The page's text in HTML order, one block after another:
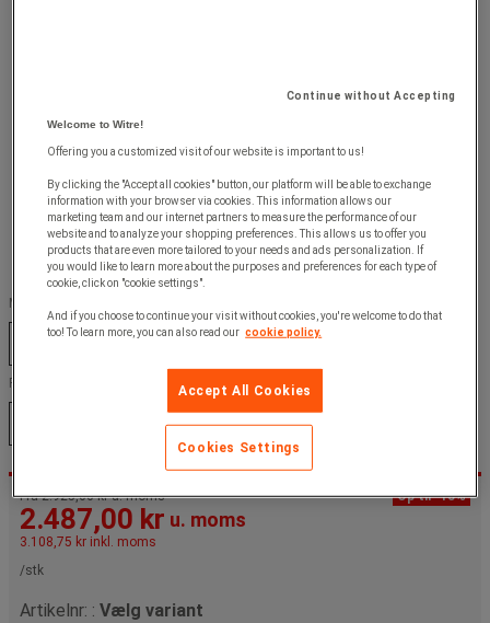
Materialer :
Farve :
Blå Grå
Op til -15%
Fra2.925,00 kr u. moms
2.487,00 kr u. moms
3.108,75 kr inkl. moms
/stk
Artikelnr: : Vælg variant
Continue without Accepting
Welcome to Witre!
Offering you a customized visit of our website is important to us!
By clicking the "Accept all cookies" button, our platform will be able to exchange
information with your browser via cookies. This information allows our
marketing team and our internet partners to measure the performance of our
website and to analyze your shopping preferences. This allows us to offer you
products that are even more tailored to your needs and ads personalization. If
you would like to learn more about the purposes and preferences for each type of
cookie, click on "cookie settings".
And if you choose to continue your visit without cookies, you're welcome to do that
too! To learn more, you can also read our cookie policy.
Accept All Cookies
Cookies Settings